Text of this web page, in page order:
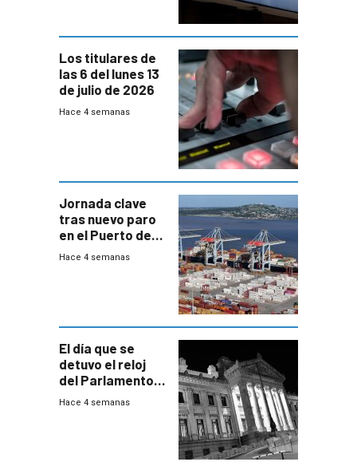
Los titulares de
las 6 del lunes 13
de julio de 2026
Hace 4 semanas
Jornada clave
tras nuevo paro
en el Puerto de
Montevideo
Hace 4 semanas
El día que se
detuvo el reloj
del Parlamento
para negociar
Hace 4 semanas